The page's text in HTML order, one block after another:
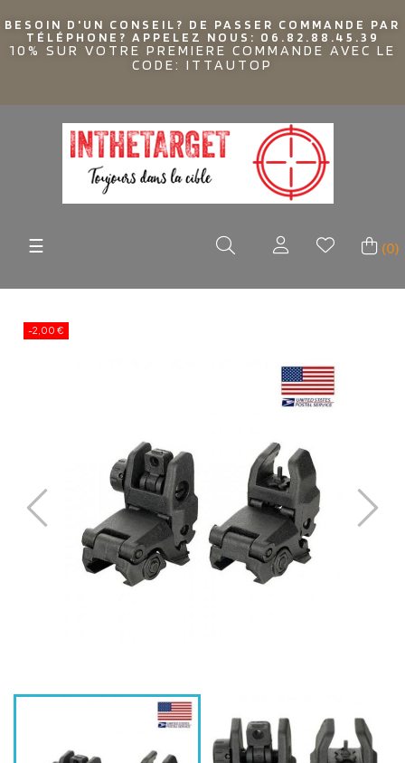
BESOIN D'UN CONSEIL? DE PASSER COMMANDE PAR
TÉLÉPHONE? APPELEZ NOUS: 06.82.88.45.39
10% SUR VOTRE PREMIERE COMMANDE AVEC LE
CODE: ITTAUTOP
Basculer
☰ (0)
-2,00 €